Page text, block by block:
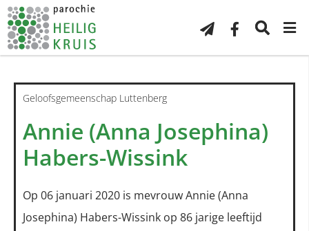
Geloofsgemeenschap Luttenberg
Annie (Anna Josephina)
Habers-Wissink
Op 06 januari 2020 is mevrouw Annie (Anna
Josephina) Habers-Wissink op 86 jarige leeftijd